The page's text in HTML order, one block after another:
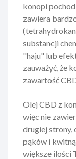
konopi
zawiera
substancji
"haju" lub
zauważyć, że
zawartość
Olej CBD z
więc nie
drugiej strony,
pąków i
większe ilości